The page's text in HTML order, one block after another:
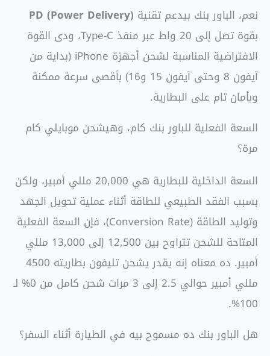
نعم، الباور بنك بيدعم تقنية PD (Power Delivery)
بقوة تصل إلى 20 واط عبر منفذ Type-C، ودى القوة
الافتراضية المناسبة لشحن أجهزة iPhone (بداية من
آيفون 8 وحتى آيفون 15 و16) بأقصى سرعة ممكنة
وبأمان تام على البطارية.
السعة الفعلية للباور بنك كام، وهيشحن موبايلي كام
مرة؟
السعة الداخلية للبطارية هي 20,000 مللي أمبير، ولكن
بسبب الفقد الطبيعي للطاقة أثناء عملية تحويل الجهد
وتوليد الطاقة (Conversion Rate)، فإن السعة الفعلية
المتاحة للشحن تتراوح بين 12,500 إلى 13,000 مللي
أمبير. ده معناه إنه يقدر يشحن تليفون بطاريته 4500
مللي أمبير حوالي 2.5 إلى 3 مرات شحن كامل من 0% لـ
100%.
هل الباور بنك ده مسموح بيه في الطيارة أثناء السفر؟